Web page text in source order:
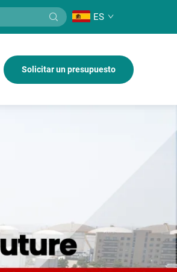
ES
Solicitar un presupuesto